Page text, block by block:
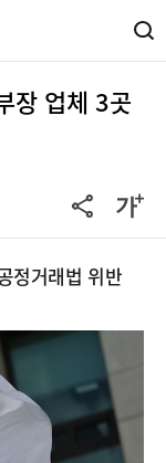
장 업체 3곳
정거래법 위반